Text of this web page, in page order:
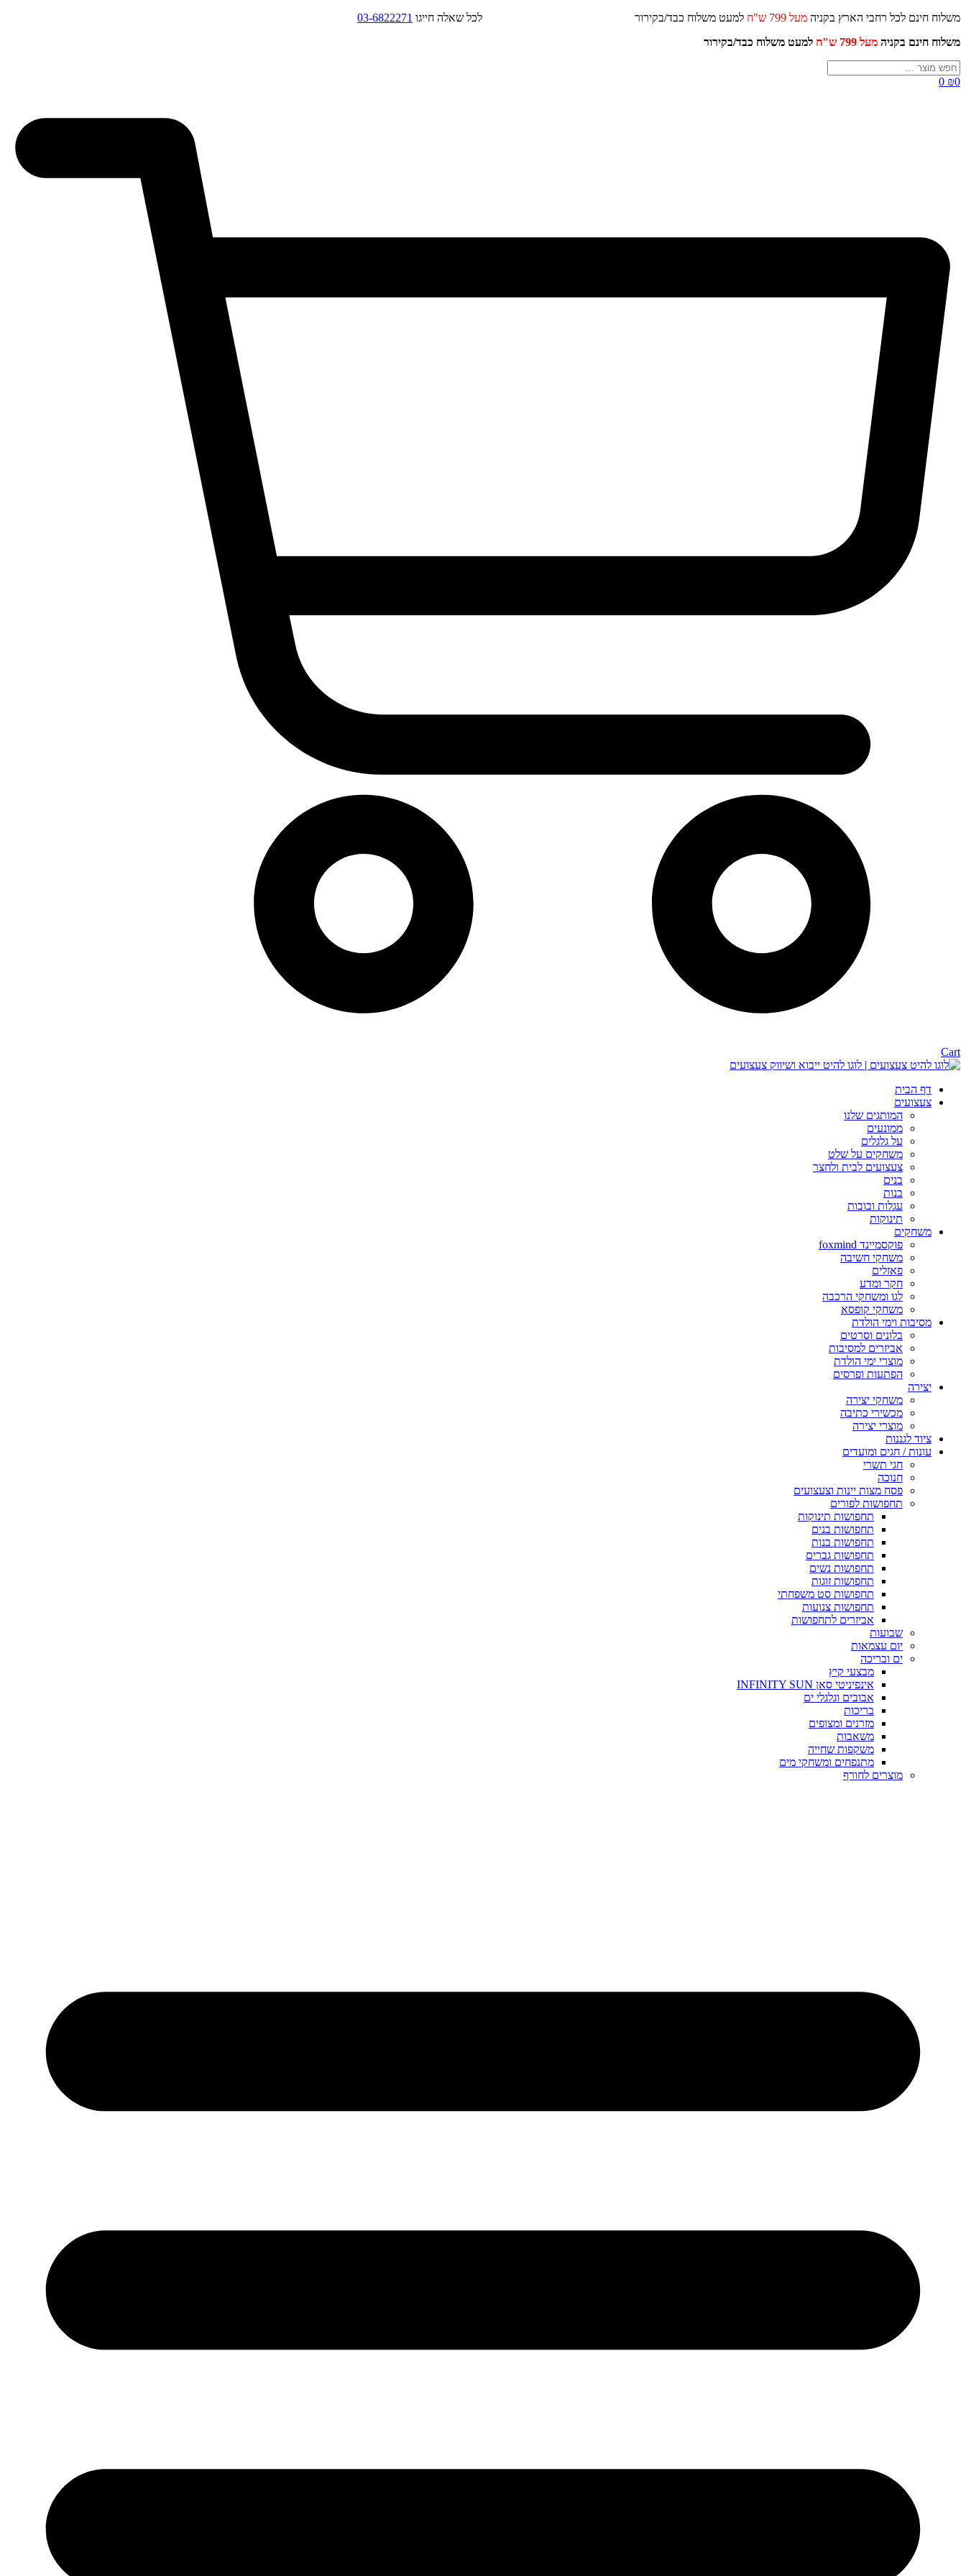
דלג
משלוח חינם לכל רחבי הארץ בקניה מעל 799 ש"ח למעט משלוח כבד/בקירור לכל שאלה חייגו 03-6822271
משלוח חינם בקניה מעל 799 ש"ח למעט משלוח כבד/בקירור
Search
...
₪0
0
Cart
דף הבית
צעצועים
המותגים שלנו
ממונעים
על גלגלים
משחקים על שלט
צעצועים לבית ולחצר
בנים
בנות
עגלות ובובות
תינוקות
משחקים
פוקסמיינד foxmind
משחקי חשיבה
פאזלים
חקר ומדע
לגו ומשחקי הרכבה
משחקי קופסא
מסיבות וימי הולדת
בלונים וסרטים
אביזרים למסיבות
מוצרי ימי הולדת
הפתעות ופרסים
יצירה
משחקי יצירה
מכשירי כתיבה
מוצרי יצירה
ציוד לגננות
עונות / חגים ומועדים
חגי תשרי
חנוכה
פסח מצות יינות וצעצועים
תחפושות לפורים
תחפושות תינוקות
תחפושות בנים
תחפושות בנות
תחפושות גברים
תחפושות נשים
תחפושות זוגות
תחפושות סט משפחתי
תחפושות צנועות
אביזרים לתחפושות
שבועות
יום עצמאות
ים ובריכה
מבצעי קיץ
אינפיניטי סאן INFINITY SUN
אבובים וגלגלי ים
בריכות
מזרנים ומצופים
משאבות
משקפות שחייה
מתנפחים ומשחקי מים
מוצרים לחורף